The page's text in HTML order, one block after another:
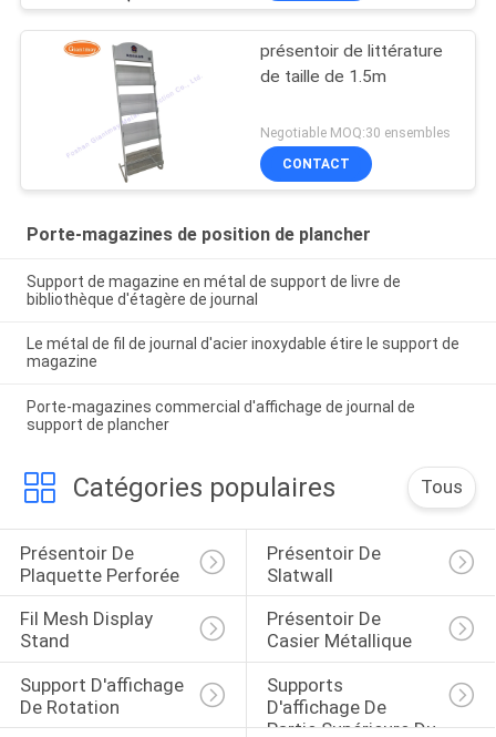
présentoir de littérature
de taille de 1.5m
Negotiable MOQ:30 ensembles
CONTACT
Porte-magazines de position de plancher
Support de magazine en métal de support de livre de
bibliothèque d'étagère de journal
Le métal de fil de journal d'acier inoxydable étire le support de
magazine
Porte-magazines commercial d'affichage de journal de
support de plancher
Catégories populaires Tous
Présentoir De
Plaquette Perforée
Présentoir De
Slatwall
Fil Mesh Display
Stand
Présentoir De
Casier Métallique
Support D'affichage
De Rotation
Supports
D'affichage De
Partie Supérieure Du